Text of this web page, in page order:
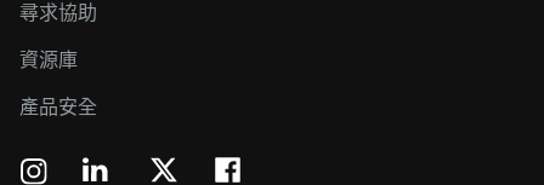
尋求協助
資源庫
產品安全